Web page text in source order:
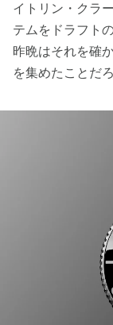
イトリン・クラ
テムをドラフト
昨晩はそれを確
を集めたことだろ